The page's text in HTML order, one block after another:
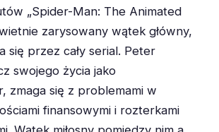
„Spider-Man: The Animated
zarysowany wątek główny,
się przez cały serial. Peter
swojego życia jako
zmaga się z problemami w
finansowymi i rozterkami